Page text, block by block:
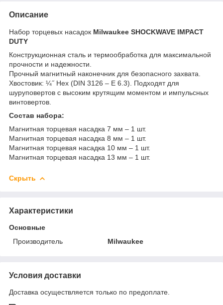
Описание
Набор торцевых насадок Milwaukee SHOCKWAVE IMPACT
DUTY
Конструкционная сталь и термообработка для максимальной
прочности и надежности.
Прочный магнитный наконечник для безопасного захвата.
Хвостовик: ¼˝ Hex (DIN 3126 – E 6.3). Подходят для
шуруповертов с высоким крутящим моментом и импульсных
винтовертов.
Состав набора:
Магнитная торцевая насадка 7 мм – 1 шт.
Магнитная торцевая насадка 8 мм – 1 шт.
Магнитная торцевая насадка 10 мм – 1 шт.
Магнитная торцевая насадка 13 мм – 1 шт.
Скрыть
Характеристики
Основные
Производитель
Milwaukee
Условия доставки
Доставка осуществляется только по предоплате.